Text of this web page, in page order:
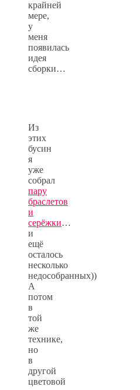
крайней
мере,
у
меня
появилась
идея
сборки…
Из
этих
бусин
я
уже
собрал
пару
браслетов
и
серёжки…
и
ещё
осталось
несколько
недособранных))
А
потом
в
той
же
технике,
но
в
другой
цветовой